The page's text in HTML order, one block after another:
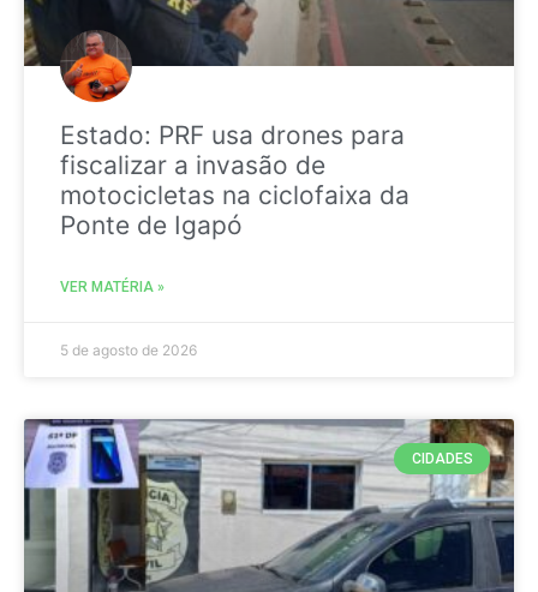
Estado: PRF usa drones para
fiscalizar a invasão de
motocicletas na ciclofaixa da
Ponte de Igapó
VER MATÉRIA »
5 de agosto de 2026
CIDADES